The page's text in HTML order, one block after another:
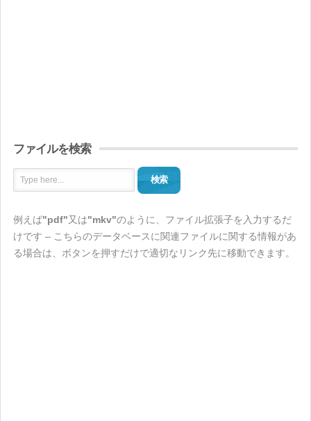
ファイルを検索
検索
例えば"pdf"又は"mkv"のように、ファイル拡張子を入力するだ
けです – こちらのデータベースに関連ファイルに関する情報があ
る場合は、ボタンを押すだけで適切なリンク先に移動できます。